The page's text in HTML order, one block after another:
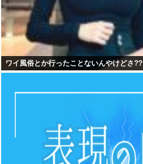
ワイ風俗とか行ったことないんやけどさ??